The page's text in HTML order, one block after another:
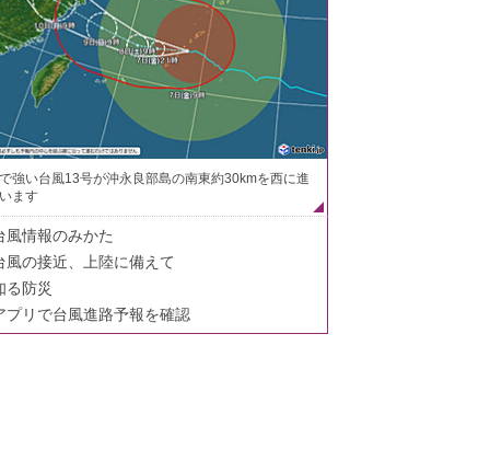
強い台風13号が沖永良部島の南東約30kmを西に進
ます
風情報のみかた
風の接近、上陸に備えて
る防災
プリで台風進路予報を確認